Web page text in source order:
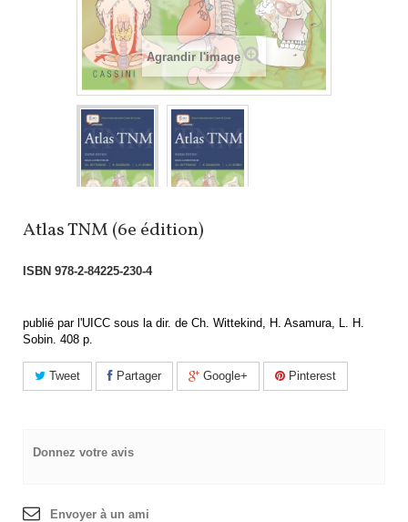
Agrandir l'image
Atlas TNM (6e édition)
ISBN 978-2-84225-230-4
publié par l'UICC sous la dir. de Ch. Wittekind, H. Asamura, L. H.
Sobin. 408 p.
Tweet Partager Google+ Pinterest
Donnez votre avis
Envoyer à un ami